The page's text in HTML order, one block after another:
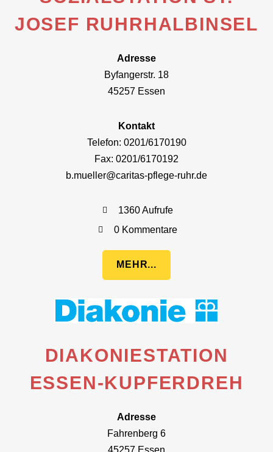
JOSEF RUHRHALBINSEL
Adresse
Byfangerstr. 18
45257 Essen
Kontakt
Telefon: 0201/6170190
Fax: 0201/6170192
b.mueller@caritas-pflege-ruhr.de
1360 Aufrufe
0 Kommentare
MEHR...
DIAKONIESTATION
ESSEN-KUPFERDREH
Adresse
Fahrenberg 6
45257 Essen